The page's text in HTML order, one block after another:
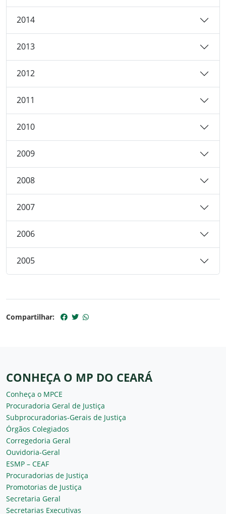
2014
2013
2012
2011
2010
2009
2008
2007
2006
2005
Compartilhar:
CONHEÇA O MP DO CEARÁ
Conheça o MPCE
Procuradoria Geral de Justiça
Subprocuradorias-Gerais de Justiça
Órgãos Colegiados
Corregedoria Geral
Ouvidoria-Geral
ESMP – CEAF
Procuradorias de Justiça
Promotorias de Justiça
Secretaria Geral
Secretarias Executivas